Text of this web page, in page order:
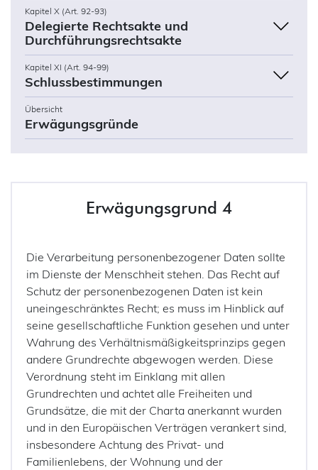
Kapitel X (Art. 92-93)
Delegierte Rechtsakte und
Durchführungsrechtsakte
Kapitel XI (Art. 94-99)
Schlussbestimmungen
Übersicht
Erwägungsgründe
Erwägungsgrund 4
Die Verarbeitung personenbezogener Daten sollte
im Dienste der Menschheit stehen. Das Recht auf
Schutz der personenbezogenen Daten ist kein
uneingeschränktes Recht; es muss im Hinblick auf
seine gesellschaftliche Funktion gesehen und unter
Wahrung des Verhältnismäßigkeitsprinzips gegen
andere Grundrechte abgewogen werden. Diese
Verordnung steht im Einklang mit allen
Grundrechten und achtet alle Freiheiten und
Grundsätze, die mit der Charta anerkannt wurden
und in den Europäischen Verträgen verankert sind,
insbesondere Achtung des Privat- und
Familienlebens, der Wohnung und der